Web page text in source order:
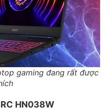
gaming đang rất được
HN038W